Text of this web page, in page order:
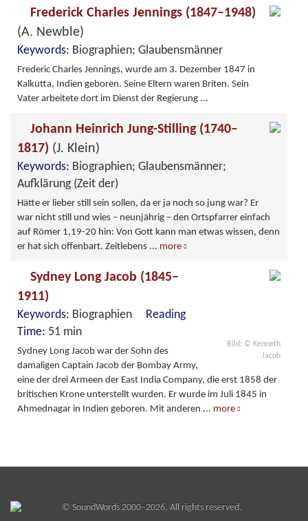
Frederick Charles Jennings (1847–1948)
(A. Newble)
Keywords: Biographien; Glaubensmänner
Frederic Charles Jennings, wurde am 3. Dezember 1847 in
Kalkutta, Indien geboren. Seine Eltern waren Briten. Sein
Vater arbeitete dort im Dienst der Regierung ...
Johann Heinrich Jung-Stilling (1740–
1817) (J. Klein)
Keywords: Biographien; Glaubensmänner;
Aufklärung (Zeit der)
Hätte er lieber still sein sollen, da er ja noch so jung war? Er
war nicht still und wies – neunjährig – den Ortspfarrer einfach
auf Römer 1,19-20 hin: Von Gott kann man etwas wissen, denn
er hat sich offenbart. Zeitlebens ... more
Bild: © Kenneth
Jacob
Sydney Long Jacob (1845–
1911)
Keywords: Biographien Reading
Time: 51 min
Sydney Long Jacob war der Sohn des
damaligen Captain Jacob der Bombay Army,
eine der drei Armeen der East India Company, die erst 1858 der
britischen Krone unterstellt wurden. Er wurde im Juli 1845 in
Ahmednagar in Indien geboren. Mit anderen ... more
© SoundWords2000–2026. All rights reserved.